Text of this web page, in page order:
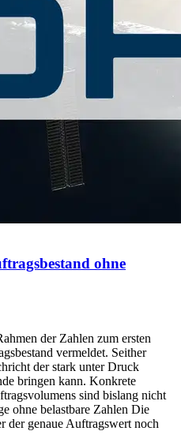
ohne
der Zahlen zum ersten
vermeldet. Seither
der stark unter Druck
bringen kann. Konkrete
sind bislang nicht
ohne belastbare Zahlen Die
der genaue Auftragswert noch